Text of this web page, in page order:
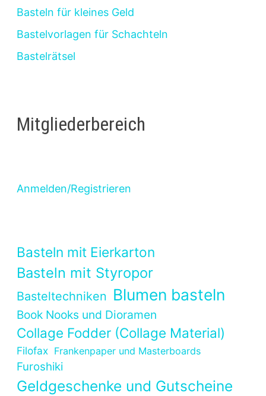
Basteln für kleines Geld
Bastelvorlagen für Schachteln
Bastelrätsel
Mitgliederbereich
Anmelden/Registrieren
Basteln mit Eierkarton
Basteln mit Styropor
Basteltechniken Blumen basteln
Book Nooks und Dioramen
Collage Fodder (Collage Material)
Filofax Frankenpaper und Masterboards
Furoshiki
Geldgeschenke und Gutscheine